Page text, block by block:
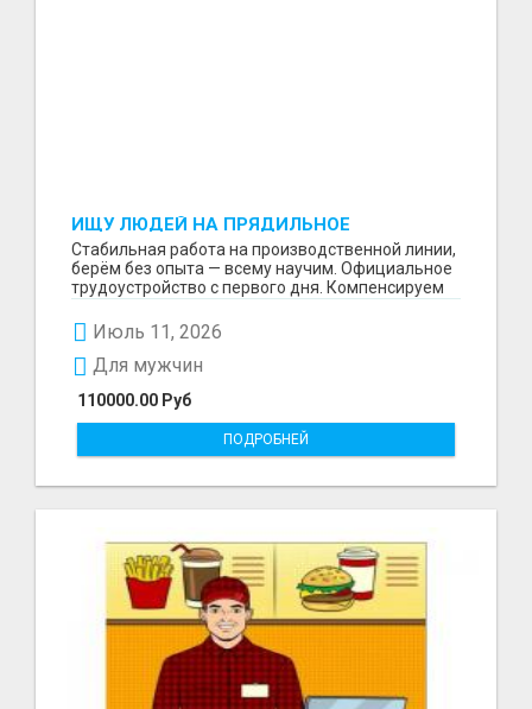
ИЩУ ЛЮДЕЙ НА ПРЯДИЛЬНОЕ
ПРОИЗВОДСТВО В ЖИЛИНО-2
(ЛЮБЕРЦЫ), ФАБРИКА «ПЕХОРСКИЙ
ТЕКСТИЛЬ»
Стабильная работа на производственной линии,
берём без опыта — всему научим. Официальное
трудоустройство с первого дня. Компенсируем
Июль 11, 2026
110000.00 Руб
Для мужчин
ПОДРОБНЕЙ